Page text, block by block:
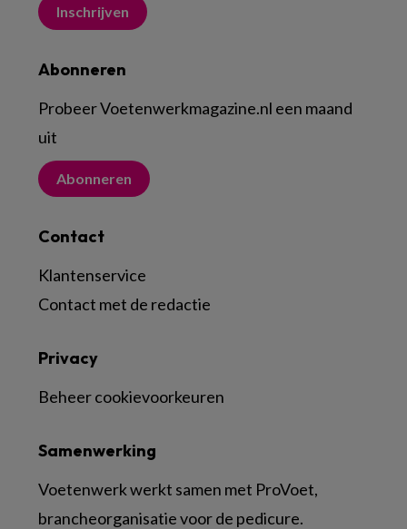
Inschrijven
Abonneren
Probeer Voetenwerkmagazine.nl een maand
uit
Abonneren
Contact
Klantenservice
Contact met de redactie
Samenwerking
Voetenwerk werkt samen met ProVoet,
brancheorganisatie voor de pedicure.
Privacy
Beheer cookievoorkeuren